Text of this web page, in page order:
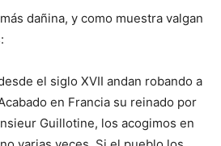
dañina, y como muestra valgan
el siglo XVII andan robando a
en Francia su reinado por
Guillotine, los acogimos en